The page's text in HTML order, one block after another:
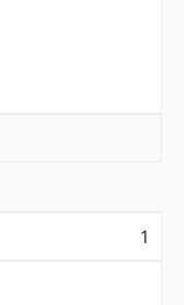
1